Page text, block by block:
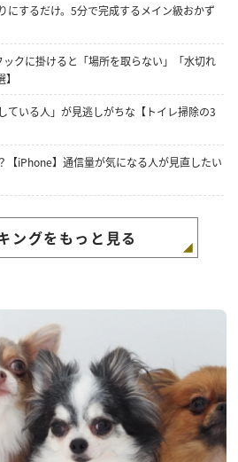
にするだけ。5分で完成するメイン級おかず
クに掛けると「場所を取らない」「水切れ
ている人」が見逃しがちな【トイレ掃除の3
【iPhone】通信量が気になる人が見直したい
ングをもっと見る